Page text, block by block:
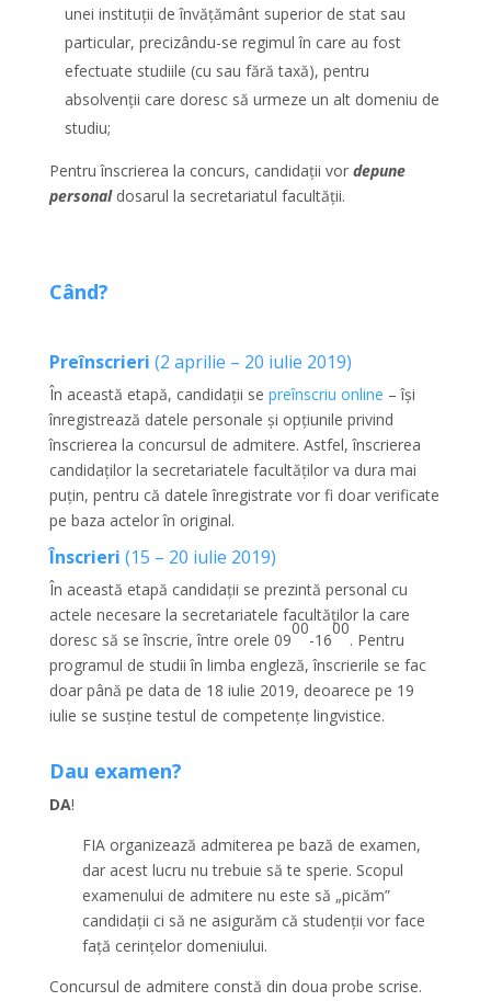
unei instituţii de învăţământ superior de stat sau
particular, precizându-se regimul în care au fost
efectuate studiile (cu sau fără taxă), pentru
absolvenţii care doresc să urmeze un alt domeniu de
studiu;
Pentru înscrierea la concurs, candidaţii vordepune
personal dosarul la secretariatul facultăţii.
Când?
Preînscrieri (2 aprilie – 20 iulie 2019)
În această etapă, candidații se preînscriu online – își
înregistrează datele personale și opțiunile privind
înscrierea la concursul de admitere. Astfel, înscrierea
candidaților la secretariatele facultăților va dura mai
puțin, pentru că datele înregistrate vor fi doar verificate
pe baza actelor în original.
Înscrieri (15 – 20 iulie 2019)
În această etapă candidații se prezintă personal cu
actele necesare la secretariatele facultăților la care
doresc să se înscrie, între orele 09
00
-16
00
. Pentru
programul de studii în limba engleză, înscrierile se fac
doar până pe data de 18 iulie 2019, deoarece pe 19
iulie se susține testul de competențe lingvistice.
Dau examen?
DA!
FIA organizează admiterea pe bază de examen,
dar acest lucru nu trebuie să te sperie. Scopul
examenului de admitere nu este să „picăm”
candidații ci să ne asigurăm că studenții vor face
față cerințelor domeniului.
Concursul de admitere constă din doua probe scrise.